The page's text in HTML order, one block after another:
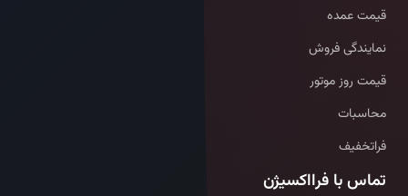
قیمت عمده
نمایندگی فروش
قیمت روز موتور
محاسبات
فراتخفیف
تماس با فرااکسیژن